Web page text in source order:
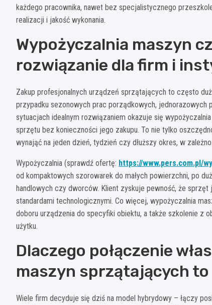
każdego pracownika, nawet bez specjalistycznego
realizacji i jakość wykonania.
Wypożyczalnia maszyn
rozwiązanie dla firm i
Zakup profesjonalnych urządzeń sprzątających to często
przypadku sezonowych prac porządkowych,
sytuacjach idealnym rozwiązaniem okazuje się
sprzętu bez konieczności jego zakupu. To nie tylko
wynająć na jeden dzień, tydzień czy dłuższy okres, w
Wypożyczalnia (sprawdź ofertę: https://www.pers.com.pl/
od kompaktowych szorowarek do małych powierzchni, po
handlowych czy dworców. Klient zyskuje pewność, że
standardami technologicznymi. Co więcej, wypożyczalnia
doboru urządzenia do specyfiki obiektu, a także szkolenie z
użytku.
Dlaczego połączenie
maszyn sprzątających
Wiele firm decyduje się dziś na model hybrydowy – łączy